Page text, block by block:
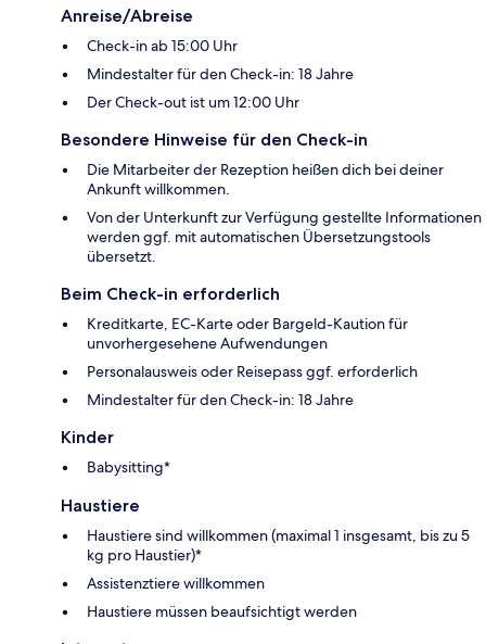
Anreise/Abreise
Check-in ab 15:00 Uhr
Mindestalter für den Check-in: 18 Jahre
Der Check-out ist um 12:00 Uhr
Besondere Hinweise für den Check-in
Die Mitarbeiter der Rezeption heißen dich bei deiner
Ankunft willkommen.
Von der Unterkunft zur Verfügung gestellte Informationen
werden ggf. mit automatischen Übersetzungstools
übersetzt.
Beim Check-in erforderlich
Kreditkarte, EC-Karte oder Bargeld-Kaution für
unvorhergesehene Aufwendungen
Personalausweis oder Reisepass ggf. erforderlich
Mindestalter für den Check-in: 18 Jahre
Kinder
Babysitting*
Haustiere
Haustiere sind willkommen (maximal 1 insgesamt, bis zu 5
kg pro Haustier)*
Assistenztiere willkommen
Haustiere müssen beaufsichtigt werden